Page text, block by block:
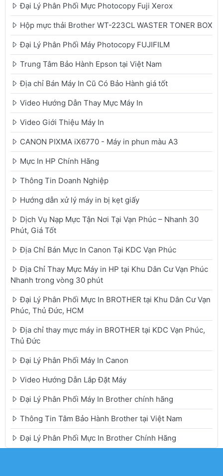
Đại Lý Phân Phối Mực Photocopy Fuji Xerox
Hộp mực thải Brother WT-223CL WASTER TONER BOX
Đại Lý Phân Phối Máy Photocopy FUJIFILM
Trung Tâm Bảo Hành Epson tại Việt Nam
Địa chỉ Bán Máy In Cũ Có Bảo Hành giá tốt
Video Hướng Dẫn Thay Mực Máy In
Video Giới Thiệu Máy In
CANON PIXMA iX6770 - Máy in phun màu A3
Mực In HP Chính Hãng
Thông Tin Doanh Nghiệp
Hướng dẫn xử lý máy in bị kẹt giấy
Dịch Vụ Nạp Mực Tận Nơi Tại Vạn Phúc – Nhanh 30
Phút, Giá Tốt
Địa Chỉ Bán Mực In Canon Tại KDC Vạn Phúc
Địa Chỉ Thay Mực Máy in HP tại Khu Dân Cư Vạn Phúc
Nhanh trong vòng 30 phút
Đại Lý Phân Phối Mực In BROTHER tại Khu Dân Cư Vạn
Phúc, Thủ Đức, HCM
Địa chỉ thay mực máy in BROTHER tại KDC Vạn Phúc,
Thủ Đức
Đại Lý Phân Phối Máy In Canon
Video Hướng Dẫn Lắp Đặt Máy
Đại Lý Phân Phối Máy In Brother chính hãng
Thông Tin Tâm Bảo Hành Brother tại Việt Nam
Đại Lý Phân Phối Mực In Brother Chính Hãng